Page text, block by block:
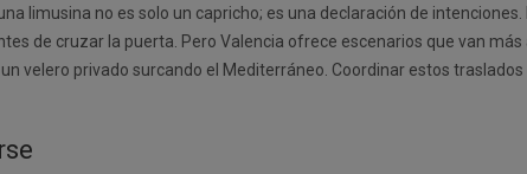
limusina no es solo un capricho; es una declaración de
de cruzar la puerta. Pero Valencia ofrece escenarios que van
velero privado surcando el Mediterráneo. Coordinar estos